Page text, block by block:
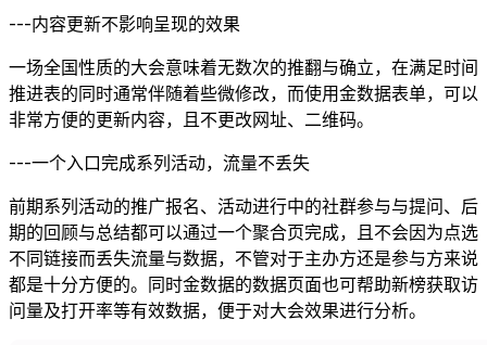
---内容更新不影响呈现的效果
一场全国性质的大会意味着无数次的推翻与确立，在满足时间
推进表的同时通常伴随着些微修改，而使用金数据表单，可以
非常方便的更新内容，且不更改网址、二维码。
---一个入口完成系列活动，流量不丢失
前期系列活动的推广报名、活动进行中的社群参与与提问、后
期的回顾与总结都可以通过一个聚合页完成，且不会因为点选
不同链接而丢失流量与数据，不管对于主办方还是参与方来说
都是十分方便的。同时金数据的数据页面也可帮助新榜获取访
问量及打开率等有效数据，便于对大会效果进行分析。